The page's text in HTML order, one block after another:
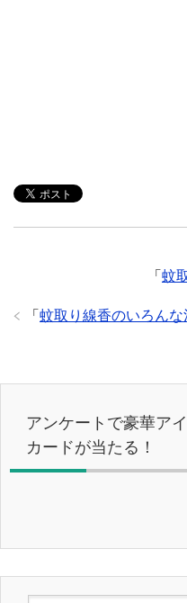
「 蚊
「 蚊取り線香のいろんな
アンケートで豪華ア
カードが当たる！